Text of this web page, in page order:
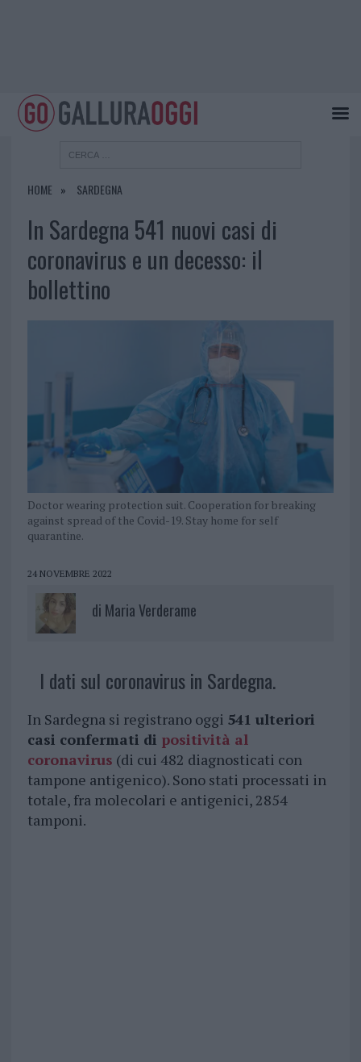
HOME SARDEGNA
In Sardegna 541 nuovi casi di
coronavirus e un decesso: il
bollettino
Doctor wearing protection suit. Cooperation for breaking
against spread of the Covid-19. Stay home for self
quarantine.
24 NOVEMBRE 2022
di Maria Verderame
I dati sul coronavirus in Sardegna.
In Sardegna si registrano oggi 541 ulteriori
casi confermati di positività al
coronavirus (di cui 482 diagnosticati con
tampone antigenico). Sono stati processati in
totale, fra molecolari e antigenici, 2854
tamponi.